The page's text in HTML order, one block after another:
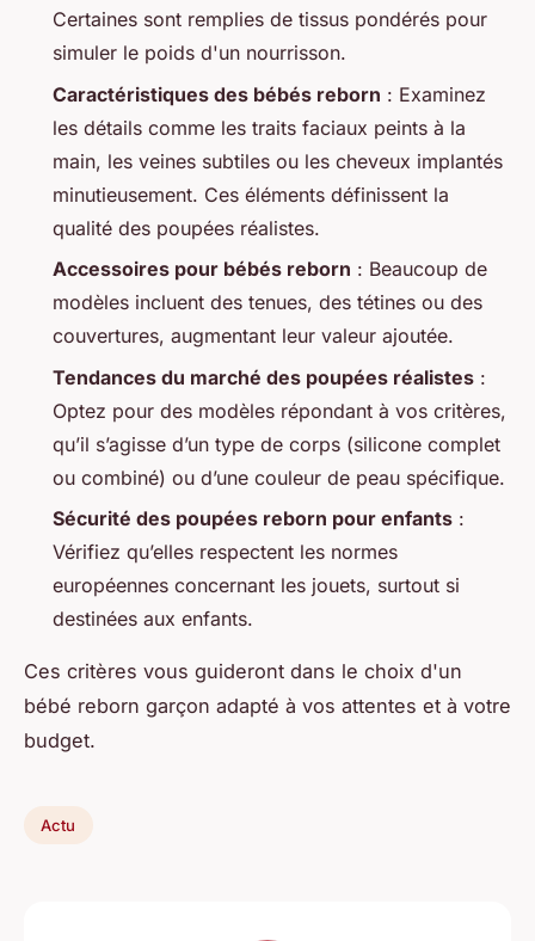
Certaines sont remplies de tissus pondérés pour
simuler le poids d'un nourrisson.
Caractéristiques des bébés reborn : Examinez
les détails comme les traits faciaux peints à la
main, les veines subtiles ou les cheveux implantés
minutieusement. Ces éléments définissent la
qualité des poupées réalistes.
Accessoires pour bébés reborn : Beaucoup de
modèles incluent des tenues, des tétines ou des
couvertures, augmentant leur valeur ajoutée.
Tendances du marché des poupées réalistes :
Optez pour des modèles répondant à vos critères,
qu’il s’agisse d’un type de corps (silicone complet
ou combiné) ou d’une couleur de peau spécifique.
Sécurité des poupées reborn pour enfants :
Vérifiez qu’elles respectent les normes
européennes concernant les jouets, surtout si
destinées aux enfants.
Ces critères vous guideront dans le choix d'un
bébé reborn garçon adapté à vos attentes et à votre
budget.
Actu